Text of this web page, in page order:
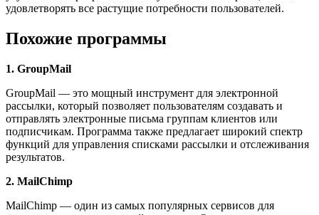
удовлетворять все растущие потребности пользователей.
Похожие программы
1. GroupMail
GroupMail — это мощный инструмент для электронной
рассылки, который позволяет пользователям создавать и
отправлять электронные письма группам клиентов или
подписчикам. Программа также предлагает широкий спектр
функций для управления списками рассылки и отслеживания
результатов.
2. MailChimp
MailChimp — один из самых популярных сервисов для